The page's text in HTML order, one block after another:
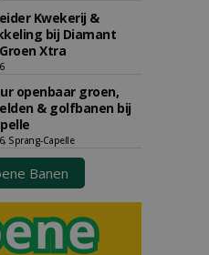
Kwekerij &
bij Diamant
Xtra
openbaar groen,
& golfbanen bij
Sprang-Capelle
Banen